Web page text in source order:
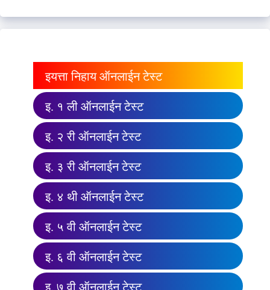
इयत्ता निहाय ऑनलाईन टेस्ट
इ. १ ली ऑनलाईन टेस्ट
इ. २ री ऑनलाईन टेस्ट
इ. ३ री ऑनलाईन टेस्ट
इ. ४ थी ऑनलाईन टेस्ट
इ. ५ वी ऑनलाईन टेस्ट
इ. ६ वी ऑनलाईन टेस्ट
इ. ७ वी ऑनलाईन टेस्ट